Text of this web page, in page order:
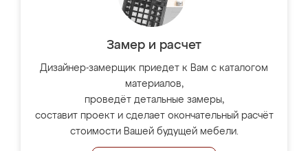
Замер и расчет
Дизайнер-замерщик приедет к Вам с каталогом
материалов,
проведёт детальные замеры,
составит проект и сделает окончательный расчёт
стоимости Вашей будущей мебели.